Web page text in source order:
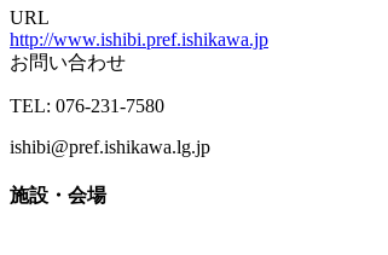
URL
http://www.ishibi.pref.ishikawa.jp
お問い合わせ
TEL: 076-231-7580
ishibi@pref.ishikawa.lg.jp
施設・会場